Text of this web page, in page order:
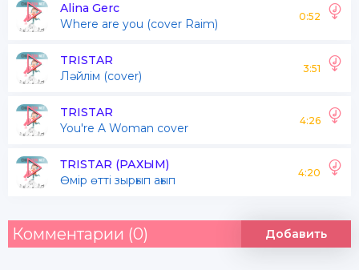
Alina Gerc
Where are you (cover Raim)
0:52
TRISTAR
Ләйлiм (cover)
3:51
TRISTAR
You're A Woman cover
4:26
ТRISTAR (РАХЫМ)
Өмір өтті зырғып ағып
4:20
Комментарии (0) Добавить